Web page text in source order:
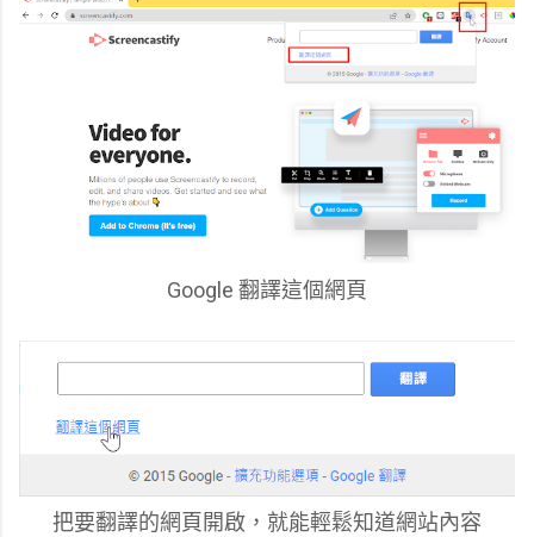
Google 翻譯這個網頁
把要翻譯的網頁開啟，就能輕鬆知道網站內容